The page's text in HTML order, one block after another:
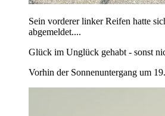
Sein vorderer linker Reifen hatte
abgemeldet....
Glück im Unglück gehabt - sonst
Vorhin der Sonnenuntergang um